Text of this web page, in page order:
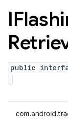
public